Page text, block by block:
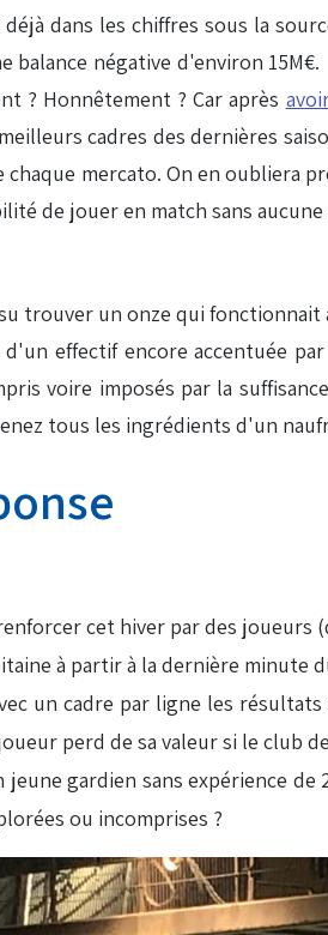
dans les chiffres sous la
balance négative d'environ 15M€.
? Honnêtement ? Car après
cadres des dernières
mercato. On en oubliera
de jouer en match sans
trouver un onze qui
effectif encore accentuée
voire imposés par la
tous les ingrédients d'un
cet hiver par des joueurs
à partir à la dernière
un cadre par ligne les
perd de sa valeur si le club
gardien sans expérience
ou incomprises ?